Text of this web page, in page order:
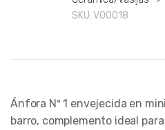
SKU:V00018
Ánfora Nº 1 envejecida en
barro, complemento ideal